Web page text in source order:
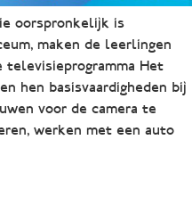
oorspronkelijk is
maken de leerlingen
Het
hen basisvaardigheden bij
voor de camera te
werken met een auto